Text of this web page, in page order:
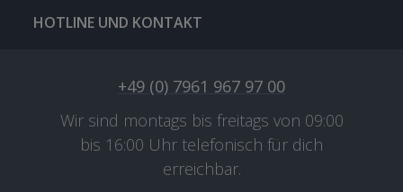
HOTLINE UND KONTAKT
+49 (0) 7961 967 97 00
Wir sind montags bis freitags von 09:00
bis 16:00 Uhr telefonisch für dich
erreichbar.